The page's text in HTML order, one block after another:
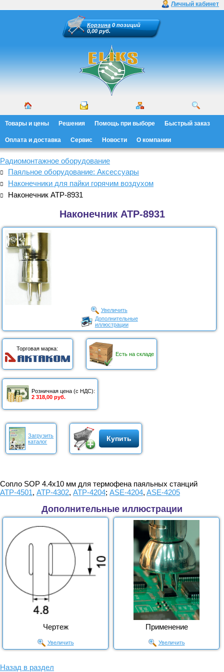
Личный кабинет
Корзина 0 позиций
0,00 руб.
Товары и цены Решения Помощь при выборе Быстрый заказ
Оплата и доставка Сервис Новости О компании
Радиомонтажное оборудование
Паяльное оборудование: Аксессуары
Наконечники для пайки горячим воздухом
Наконечник АТР-8931
Наконечник АТР-8931
Увеличить
Дополнительные
иллюстрации
Торговая марка:
Есть на складе
Розничная цена (с НДС):
2 318,00 руб.
Загрузить
каталог
Купить
Сопло SOP 4.4x10 мм для термофена паяльных станций
АТР-4501, АТР-4302, АТР-4204; ASE-4204, ASE-4205
Дополнительные иллюстрации
Чертеж
Увеличить
Применение
Увеличить
Назад в раздел